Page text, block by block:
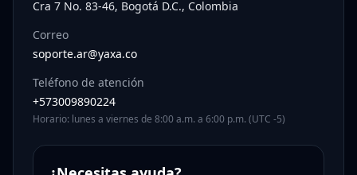
Cra 7 No. 83-46, Bogotá D.C., Colombia
Correo
soporte.ar@yaxa.co
Teléfono de atención
+573009890224
Horario: lunes a viernes de 8:00 a.m. a 6:00 p.m. (UTC -5)